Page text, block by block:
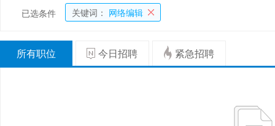
已选条件 关键词： 网络编辑
所有职位 今日招聘 紧急招聘